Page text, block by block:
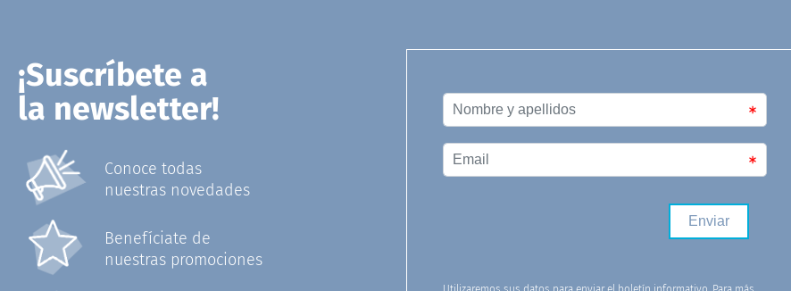
¡Suscríbete a
la newsletter!
Conoce todas
nuestras novedades
Benefíciate de
nuestras promociones